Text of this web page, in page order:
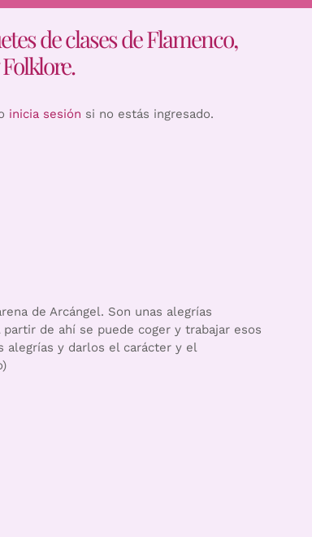
de clases de Flamenco,
inicia sesión si no estás ingresado.
de Arcángel. Son unas alegrías
de ahí se puede coger y trabajar esos
alegrías y darlos el carácter y el